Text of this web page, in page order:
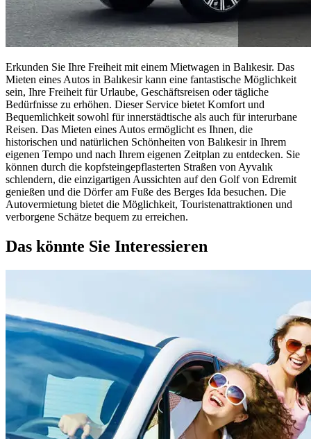
Erkunden Sie Ihre Freiheit mit einem Mietwagen in Balıkesir. Das
Mieten eines Autos in Balıkesir kann eine fantastische Möglichkeit
sein, Ihre Freiheit für Urlaube, Geschäftsreisen oder tägliche
Bedürfnisse zu erhöhen. Dieser Service bietet Komfort und
Bequemlichkeit sowohl für innerstädtische als auch für interurbane
Reisen. Das Mieten eines Autos ermöglicht es Ihnen, die
historischen und natürlichen Schönheiten von Balıkesir in Ihrem
eigenen Tempo und nach Ihrem eigenen Zeitplan zu entdecken. Sie
können durch die kopfsteingepflasterten Straßen von Ayvalık
schlendern, die einzigartigen Aussichten auf den Golf von Edremit
genießen und die Dörfer am Fuße des Berges Ida besuchen. Die
Autovermietung bietet die Möglichkeit, Touristenattraktionen und
verborgene Schätze bequem zu erreichen.
Das könnte Sie Interessieren